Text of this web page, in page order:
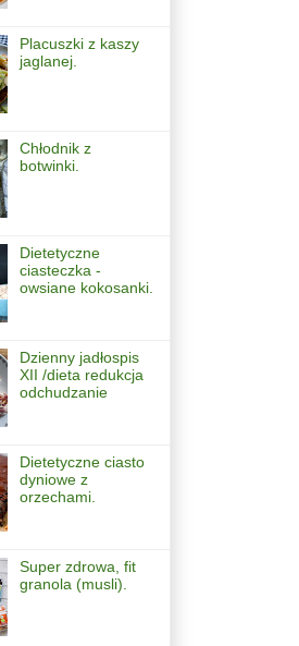
Placuszki z kaszy
jaglanej.
Chłodnik z
botwinki.
Dietetyczne
ciasteczka -
owsiane kokosanki.
Dzienny jadłospis
XII /dieta redukcja
odchudzanie
Dietetyczne ciasto
dyniowe z
orzechami.
Super zdrowa, fit
granola (musli).